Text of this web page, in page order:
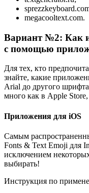
megacooltext.com.
Вариант №2: Как
с помощью
Для тех, кто
знайте, какие
Arial до другого
много как в Apple
Приложения для iOS
Самым
Fonts & Text Emoji для
исключением
выбирать!
Инструкция по